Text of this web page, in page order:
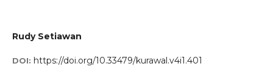
Rudy Setiawan
DOI: https://doi.org/10.33479/kurawal.v4i1.401